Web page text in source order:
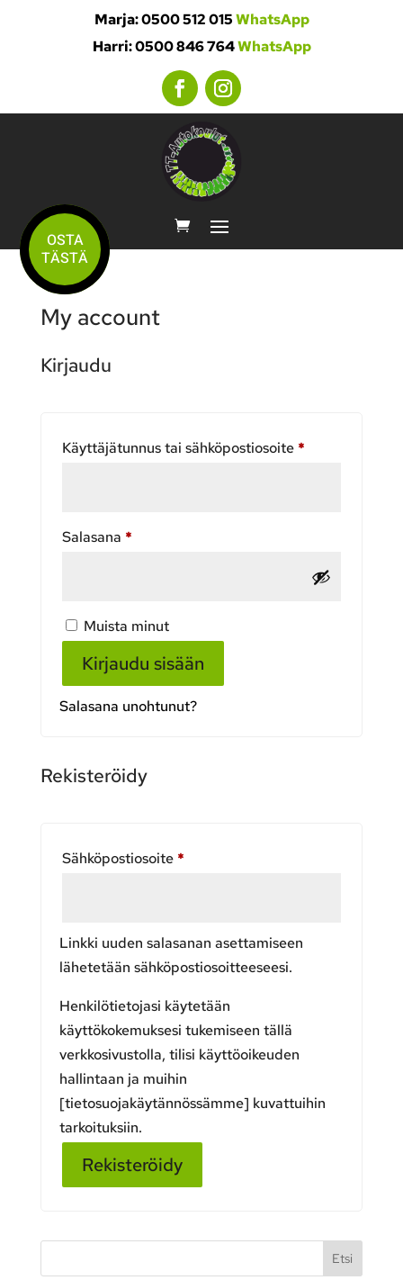
Marja: 0500 512 015WhatsApp
Harri: 0500 846 764WhatsApp
OSTA
TÄSTÄ
My account
Kirjaudu
Käyttäjätunnus tai sähköpostiosoite *Vaaditaan
Salasana *Vaaditaan
Muista minut
Kirjaudu sisään
Salasana unohtunut?
Rekisteröidy
Sähköpostiosoite *Vaaditaan
Linkki uuden salasanan asettamiseen
lähetetään sähköpostiosoitteeseesi.
Henkilötietojasi käytetään
käyttökokemuksesi tukemiseen tällä
verkkosivustolla, tilisi käyttöoikeuden
hallintaan ja muihin
[tietosuojakäytännössämme] kuvattuihin
tarkoituksiin.
Rekisteröidy
Etsi